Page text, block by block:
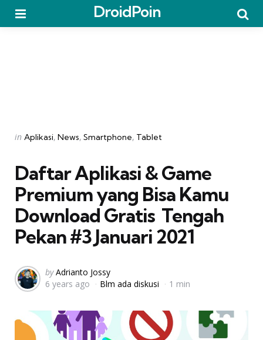
DroidPoin
Categories
Posted
in Aplikasi News Smartphone Tablet
Daftar Aplikasi & Game
Premium yang Bisa Kamu
Download Gratis  Tengah
Pekan #3 Januari 2021
Posted
by
by Adrianto Jossy
6 years ago
Blm ada diskusi 1 min